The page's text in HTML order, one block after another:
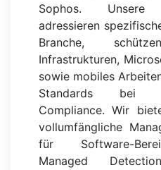
Sophos. Unsere
adressieren
Branche,
Infrastrukturen,
sowie mobiles
Standards bei
Compliance. Wir
vollumfängliche
für Software-
Managed